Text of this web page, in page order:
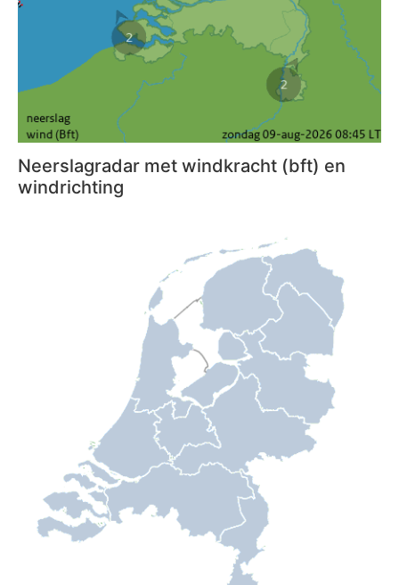
Neerslagradar met windkracht (bft) en
windrichting